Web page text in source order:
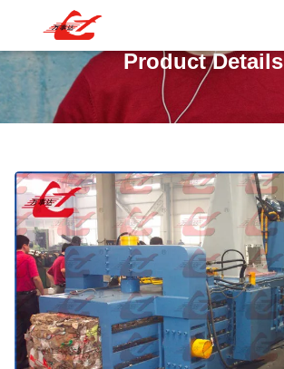
Product Details